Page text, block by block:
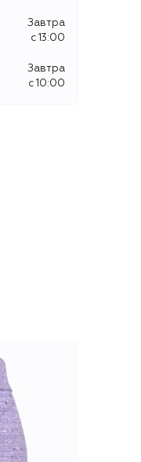
Завтра
c 13:00
Завтра
c 10:00